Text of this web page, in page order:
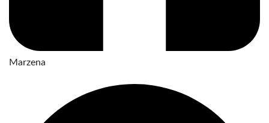
Marzena